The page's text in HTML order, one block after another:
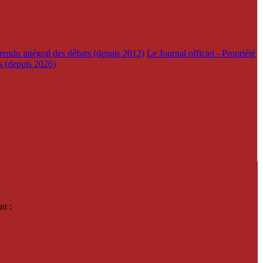
intégral des débats (depuis 2012) Le Journal officiel - Propriété
(depuis 2026)
: